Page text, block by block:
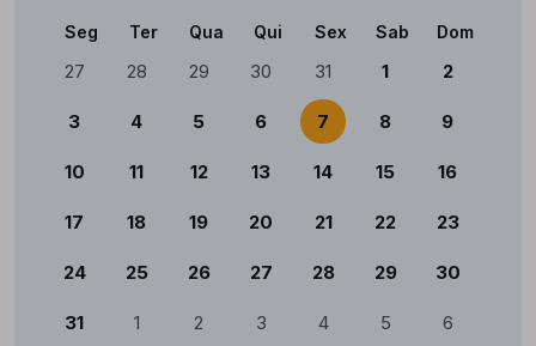
Calendário
Seg Ter Qua Qui Sex Sab Dom
27 28 29 30 31 1 2
3 4 5 6 7 8 9
10 11 12 13 14 15 16
17 18 19 20 21 22 23
24 25 26 27 28 29 30
31 1 2 3 4 5 6